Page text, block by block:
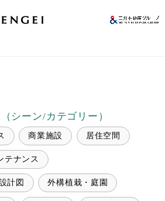
シーン/カテゴリー）
商業施設 居住空間
テナンス
計図 外構植栽・庭園